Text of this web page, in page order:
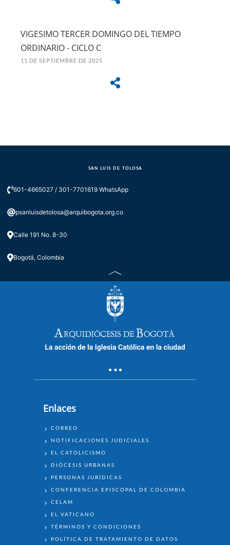
VIGESIMO TERCER DOMINGO DEL TIEMPO
ORDINARIO - CICLO C
11 DE SEPTIEMBRE DE 2025
SAN LUIS DE TOLOSA
601-4665027 / 301-7701619 WhatsApp
psanluisdetolosa@arquibogota.org.co
Calle 191 No. 8-30
Bogotá, Colombia
Enlaces
ENLACES
CORREO
NOTIFICACIONES JUDICIALES
EL CATOLICISMO
DIÓCESIS URBANAS
PERSONAS JURÍDICAS
CONFERENCIA EPISCOPAL DE COLOMBIA
CELAM
EL VATICANO
TÉRMINOS Y CONDICIONES
POLÍTICA DE TRATAMIENTO DE DATOS